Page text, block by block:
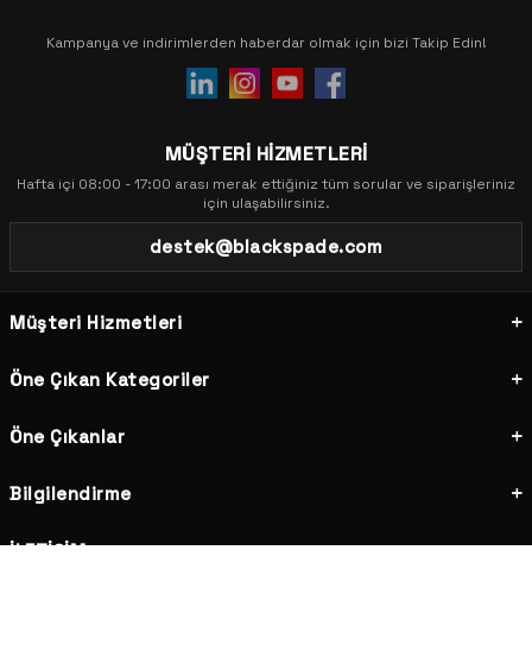
Kampanya ve indirimlerden haberdar olmak için bizi Takip Edin!
MÜŞTERİ HİZMETLERİ
Hafta içi 08:00 - 17:00 arası merak ettiğiniz tüm sorular ve siparişleriniz
için ulaşabilirsiniz.
destek@blackspade.com
Müşteri Hizmetleri
Öne Çıkan Kategoriler
Öne Çıkanlar
Bilgilendirme
İLETİŞİM